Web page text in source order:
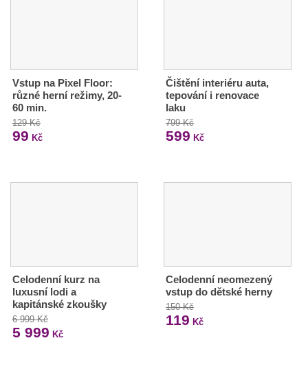
Vstup na Pixel Floor:
různé herní režimy, 20-
60 min.
129 Kč
99 Kč
Čištění interiéru auta,
tepování i renovace
laku
799 Kč
599 Kč
Celodenní kurz na
luxusní lodi a
kapitánské zkoušky
6 999 Kč
5 999 Kč
Celodenní neomezený
vstup do dětské herny
150 Kč
119 Kč